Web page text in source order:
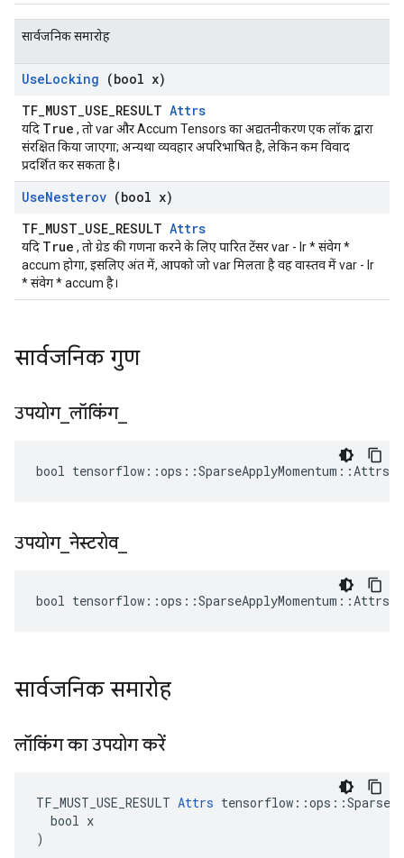
सार्वजनिक समारोह
UseLocking (bool x)
TF_MUST_USE_RESULT Attrs
यदि True , तो var और Accum Tensors का अद्यतनीकरण एक लॉक द्वारा
संरक्षित किया जाएगा; अन्यथा व्यवहार अपरिभाषित है, लेकिन कम विवाद
प्रदर्शित कर सकता है।
UseNesterov (bool x)
TF_MUST_USE_RESULT Attrs
यदि True , तो ग्रेड की गणना करने के लिए पारित टेंसर var - lr * संवेग *
accum होगा, इसलिए अंत में, आपको जो var मिलता है वह वास्तव में var - lr
* संवेग * accum है।
सार्वजनिक गुण
उपयोग_लॉकिंग_
bool
उपयोग_नेस्टरोव_
bool
सार्वजनिक समारोह
लॉकिंग का उपयोग करें
TF_MUST_USE_RESULT Attrs
  bool x
)